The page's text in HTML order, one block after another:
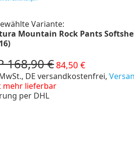
Variante:
Mountain Rock Pants
168,90 €84,50 €
DE versandkostenfrei,
mehr lieferbar
per DHL